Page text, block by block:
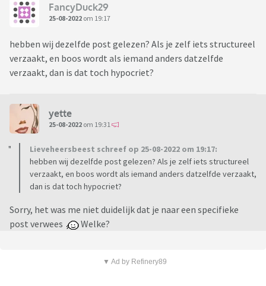
FancyDuck29
25-08-2022 om 19:17
hebben wij dezelfde post gelezen? Als je zelf iets structureel
verzaakt, en boos wordt als iemand anders datzelfde
verzaakt, dan is dat toch hypocriet?
yette
25-08-2022 om 19:31
Lieveheersbeest schreef op 25-08-2022 om 19:17:
hebben wij dezelfde post gelezen? Als je zelf iets structureel
verzaakt, en boos wordt als iemand anders datzelfde verzaakt,
dan is dat toch hypocriet?
Sorry, het was me niet duidelijk dat je naar een specifieke
post verwees
Welke?
▼ Ad by Refinery89